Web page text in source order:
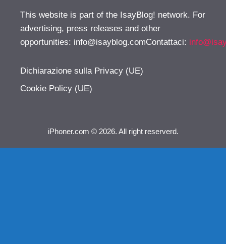
This website is part of the IsayBlog! network. For
advertising, press releases and other
opportunities: info@isayblog.comContattaci:
Dichiarazione sulla Privacy (UE)
Cookie Policy (UE)
iPhoner.com © 2026. All right reserverd.